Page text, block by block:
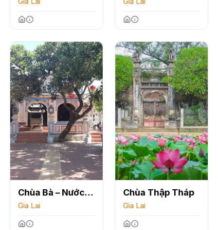
Chùa Bà – Nước
Mặn
Gia Lai
Chùa Thập Tháp
Gia Lai